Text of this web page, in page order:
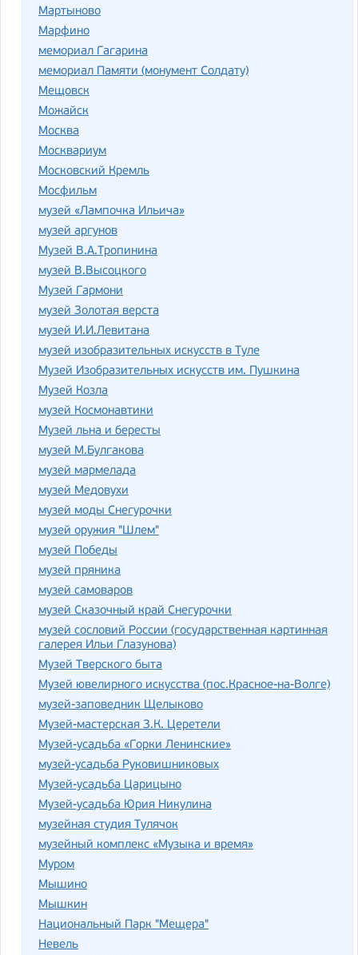
Мартыново
Марфино
мемориал Гагарина
мемориал Памяти (монумент Солдату)
Мещовск
Можайск
Москва
Москвариум
Московский Кремль
Мосфильм
музей «Лампочка Ильича»
музей аргунов
Музей В.А.Тропинина
музей В.Высоцкого
Музей Гармони
музей Золотая верста
музей И.И.Левитана
музей изобразительных искусств в Туле
Музей Изобразительных искусств им. Пушкина
Музей Козла
музей Космонавтики
Музей льна и бересты
музей М.Булгакова
музей мармелада
музей Медовухи
музей моды Снегурочки
музей оружия "Шлем"
музей Победы
музей пряника
музей самоваров
музей Сказочный край Снегурочки
музей сословий России (государственная картинная
галерея Ильи Глазунова)
Музей Тверского быта
Музей ювелирного искусства (пос.Красное-на-Волге)
музей-заповедник Щелыково
Музей-мастерская З.К. Церетели
Музей-усадьба «Горки Ленинские»
музей-усадьба Руковишниковых
Музей-усадьба Царицыно
Музей-усадьба Юрия Никулина
музейная студия Тулячок
музейный комплекс «Музыка и время»
Муром
Мышино
Мышкин
Национальный Парк "Мещера"
Невель